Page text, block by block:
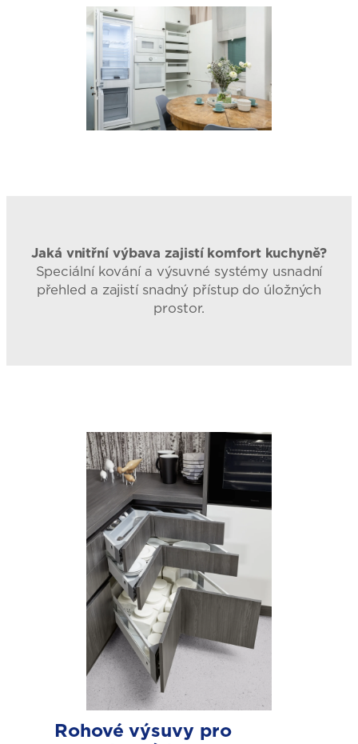
Jaká vnitřní výbava zajistí komfort kuchyně?
Speciální kování a výsuvné systémy usnadní
přehled a zajistí snadný přístup do úložných
prostor.
Rohové výsuvy pro